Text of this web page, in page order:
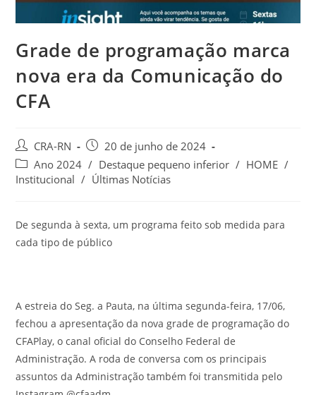
Grade de programação marca
nova era da Comunicação do
CFA
Autor
do
post:
CRA-RN
Post
publicado:
20 de junho de 2024
Categoria
do
Ano 2024 / Destaque pequeno inferior / HOME /
Institucional / Últimas Notícias
De segunda à sexta, um programa feito sob medida para
cada tipo de público
A estreia do Seg. a Pauta, na última segunda-feira, 17/06,
fechou a apresentação da nova grade de programação do
CFAPlay, o canal oficial do Conselho Federal de
Administração. A roda de conversa com os principais
assuntos da Administração também foi transmitida pelo